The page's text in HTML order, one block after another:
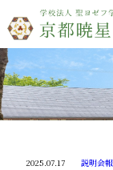
2025.07.17 説明会